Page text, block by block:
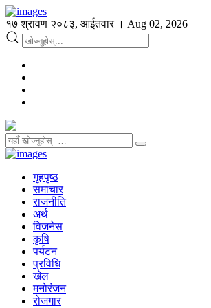
१७ श्रावण २०८३, आईतवार । Aug 02, 2026
गृहपृष्ठ
समाचार
राजनीति
अर्थ
विजनेस
कृषि
पर्यटन
प्रविधि
खेल
मनोरंजन
रोजगार